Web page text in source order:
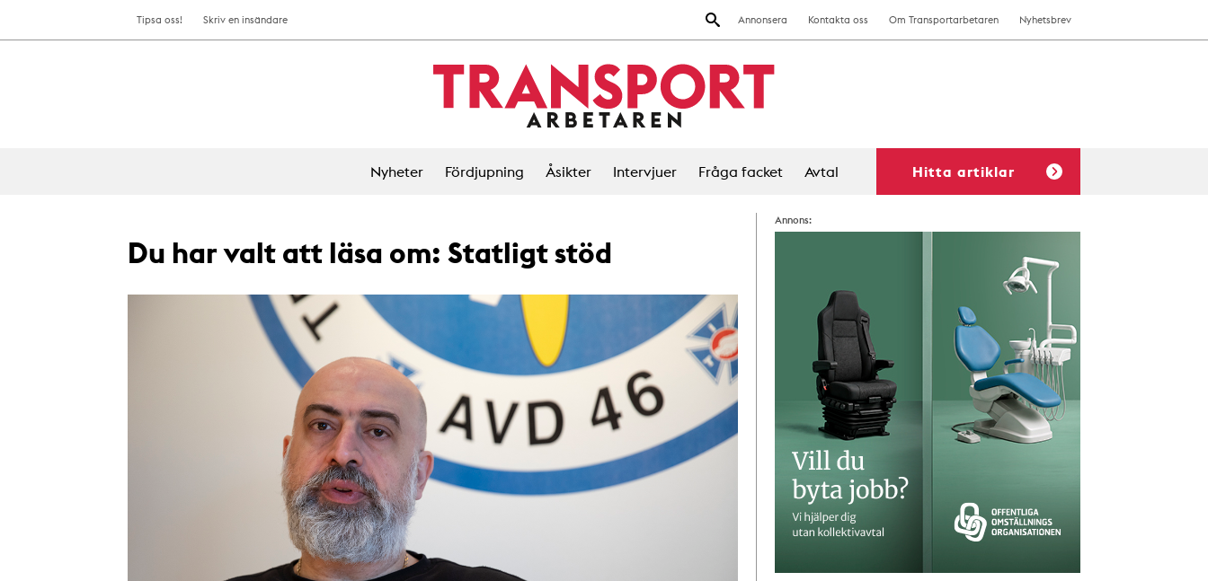
Annonsera Kontakta oss Om Transportarbetaren Nyhetsbrev
Tipsa oss! Skriv en insändare
Nyheter Fördjupning Åsikter Intervjuer Fråga facket Avtal Hitta artiklar
Du har valt att läsa om: Statligt stöd
Annons: